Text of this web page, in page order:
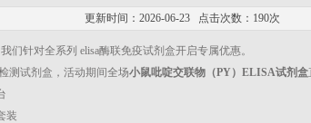
更新时间：2026-06-23 点击次数：190次
针对全系列 elisa酶联免疫试剂盒开启专属优惠。
测试剂盒，活动期间全场小鼠吡啶交联物（PY）ELISA试剂盒
装